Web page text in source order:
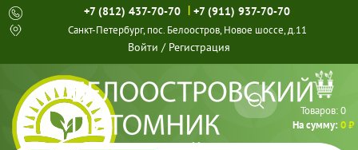
+7 (812) 437-70-70 | +7 (911) 937-70-70
Санкт-Петербург, пос. Белоостров, Новое шоссе, д.11
Войти / Регистрация
Товаров:0
На сумму:0 ₽